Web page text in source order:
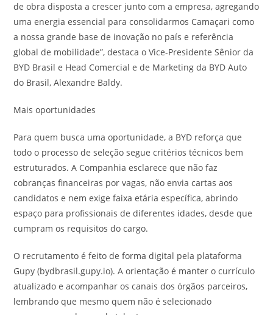
de obra disposta a crescer junto com a empresa, agregando
uma energia essencial para consolidarmos Camaçari como
a nossa grande base de inovação no país e referência
global de mobilidade”, destaca o Vice-Presidente Sênior da
BYD Brasil e Head Comercial e de Marketing da BYD Auto
do Brasil, Alexandre Baldy.
Mais oportunidades
Para quem busca uma oportunidade, a BYD reforça que
todo o processo de seleção segue critérios técnicos bem
estruturados. A Companhia esclarece que não faz
cobranças financeiras por vagas, não envia cartas aos
candidatos e nem exige faixa etária específica, abrindo
espaço para profissionais de diferentes idades, desde que
cumpram os requisitos do cargo.
O recrutamento é feito de forma digital pela plataforma
Gupy (bydbrasil.gupy.io). A orientação é manter o currículo
atualizado e acompanhar os canais dos órgãos parceiros,
lembrando que mesmo quem não é selecionado